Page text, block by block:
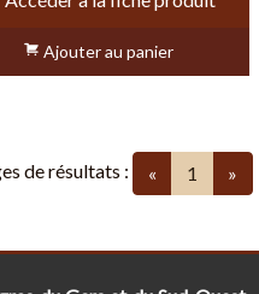
Ajouter au panier
« 1 (current)
»
de résultats :